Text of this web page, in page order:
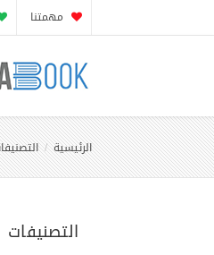
مهمتنا
الرئيسية
التصنيفات